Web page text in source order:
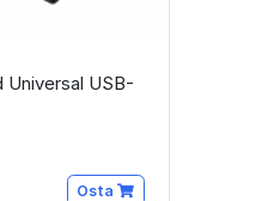
Universal USB-
Osta